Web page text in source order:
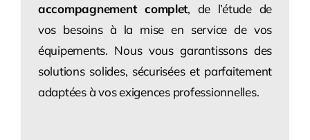
accompagnement complet, de l’étude de
vos besoins à la mise en service de vos
équipements. Nous vous garantissons des
solutions solides, sécurisées et parfaitement
adaptées à vos exigences professionnelles.